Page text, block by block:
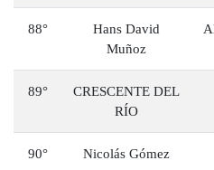
88°
Hans David
Muñoz
89°
CRESCENTE DEL
RÍO
90° Nicolás Gómez